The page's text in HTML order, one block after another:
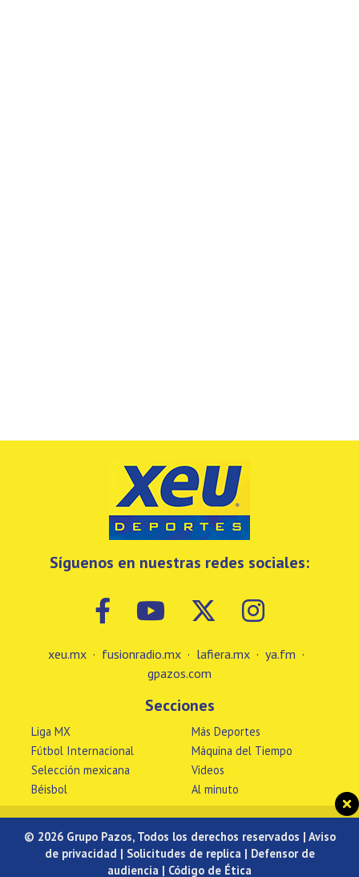
Síguenos en nuestras redes sociales:
xeu.mx · fusionradio.mx · lafiera.mx · ya.fm ·
gpazos.com
Secciones
Liga MX
Fútbol Internacional
Selección mexicana
Béisbol
Más Deportes
Máquina del Tiempo
Videos
Al minuto
© 2026 Grupo Pazos, Todos los derechos reservados | Aviso
de privacidad | Solicitudes de replica| Defensor de
audiencia | Código de Ética